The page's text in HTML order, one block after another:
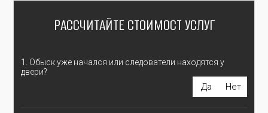
РАССЧИТАЙТЕ СТОИМОСТ УСЛУГ
1. Обыск уже начался или следователи находятся у
двери?
Да Нет